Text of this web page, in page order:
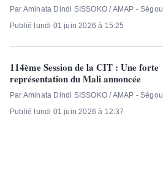
Par Aminata Dindi SISSOKO / AMAP - Ségou
Publié lundi 01 juin 2026 à 15:25
114ème Session de la CIT : Une forte
représentation du Mali annoncée
Par Aminata Dindi SISSOKO / AMAP - Ségou
Publié lundi 01 juin 2026 à 12:37